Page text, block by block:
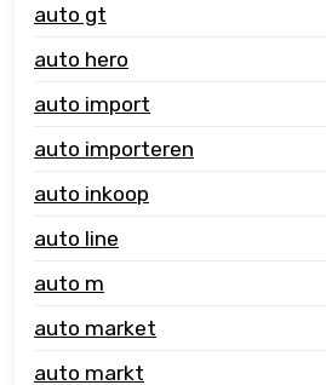
auto gt
auto hero
auto import
auto importeren
auto inkoop
auto line
auto m
auto market
auto markt